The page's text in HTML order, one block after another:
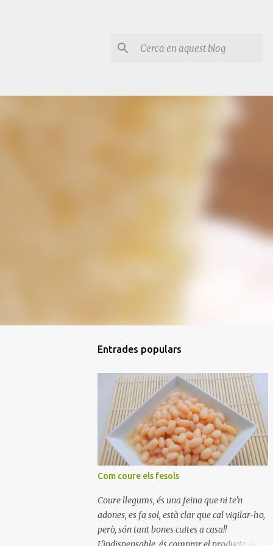
Entrades populars
Com coure els fesols
Coure llegums, és una feina que ni te'n
adones, es fa sol, està clar que cal vigilar-ho,
però, són tant bones cuites a casa!!